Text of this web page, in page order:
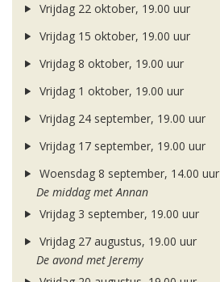
Vrijdag 22 oktober, 19.00 uur
Vrijdag 15 oktober, 19.00 uur
Vrijdag 8 oktober, 19.00 uur
Vrijdag 1 oktober, 19.00 uur
Vrijdag 24 september, 19.00 uur
Vrijdag 17 september, 19.00 uur
Woensdag 8 september, 14.00 uur
De middag met Annan
Vrijdag 3 september, 19.00 uur
Vrijdag 27 augustus, 19.00 uur
De avond met Jeremy